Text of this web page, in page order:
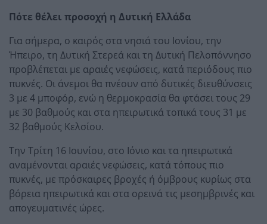
Πότε θέλει προσοχή η Δυτική Ελλάδα
Για σήμερα, ο καιρός στα νησιά του Ιονίου, την
Ήπειρο, τη Δυτική Στερεά και τη Δυτική Πελοπόννησο
προβλέπεται με αραιές νεφώσεις, κατά περιόδους πιο
πυκνές. Οι άνεμοι θα πνέουν από δυτικές διευθύνσεις
3 με 4 μποφόρ, ενώ η θερμοκρασία θα φτάσει τους 29
με 30 βαθμούς και στα ηπειρωτικά τοπικά τους 31 με
32 βαθμούς Κελσίου.
Την Τρίτη 16 Ιουνίου, στο Ιόνιο και τα ηπειρωτικά
αναμένονται αραιές νεφώσεις, κατά τόπους πιο
πυκνές, με πρόσκαιρες βροχές ή όμβρους κυρίως στα
βόρεια ηπειρωτικά και στα ορεινά τις μεσημβρινές και
απογευματινές ώρες.